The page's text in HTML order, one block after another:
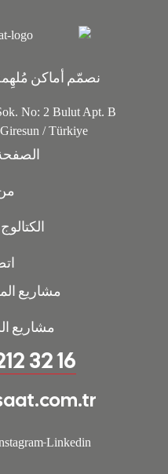
نصمّم أماكن
No: 2 Bulut Apt. B
/ Türkiye
مشاريع
مشاريع
16 32 212 454 90+
Linkedin